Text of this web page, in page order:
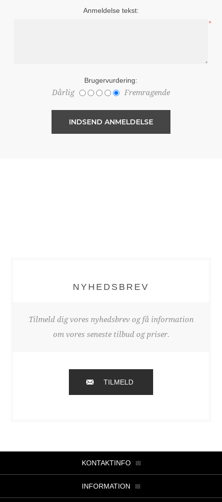
Anmeldelse tekst:
*
Brugervurdering:
Dårlig Fremragende
NYHEDSBREV
Tilmeld dig vores nyhedsbrev og få information
om vores seneste tilbud og priser.
TILMELD
KONTAKTINFO
INFORMATION